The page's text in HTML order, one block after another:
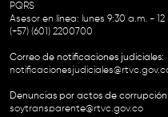
PQRS
Asesor en línea: lunes 9:30 a.m. - 12
(+57) (601) 2200700
Correo de notificaciones judiciales:
Denuncias por actos de corrupción:
soytransparente@rtvc.gov.co